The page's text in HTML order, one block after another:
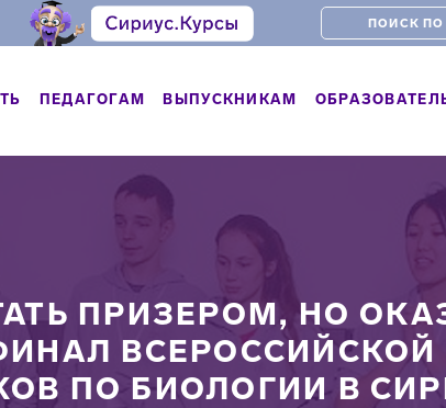
ПЕДАГОГАМ ВЫПУСКНИКАМ
ПРИЗЕРОМ, НО
ПО БИОЛОГИИ В